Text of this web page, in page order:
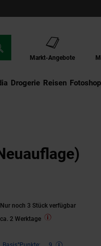
Markt-Angebote
Drogerie Externer Link:
Reisen Externer
Fotoshop
Nur noch 3 Stück verfügbar
ca. 2 Werktage